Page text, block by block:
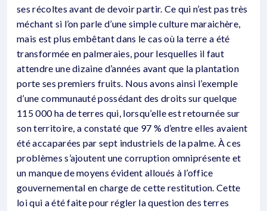
ses récoltes avant de devoir partir. Ce qui n’est pas très
méchant si l’on parle d’une simple culture maraichère,
mais est plus embêtant dans le cas où la terre a été
transformée en palmeraies, pour lesquelles il faut
attendre une dizaine d’années avant que la plantation
porte ses premiers fruits. Nous avons ainsi l’exemple
d’une communauté possédant des droits sur quelque
115 000 ha de terres qui, lorsqu’elle est retournée sur
son territoire, a constaté que 97 % d’entre elles avaient
été accaparées par sept industriels de la palme. À ces
problèmes s’ajoutent une corruption omniprésente et
un manque de moyens évident alloués à l’office
gouvernemental en charge de cette restitution. Cette
loi qui a été faite pour régler la question des terres